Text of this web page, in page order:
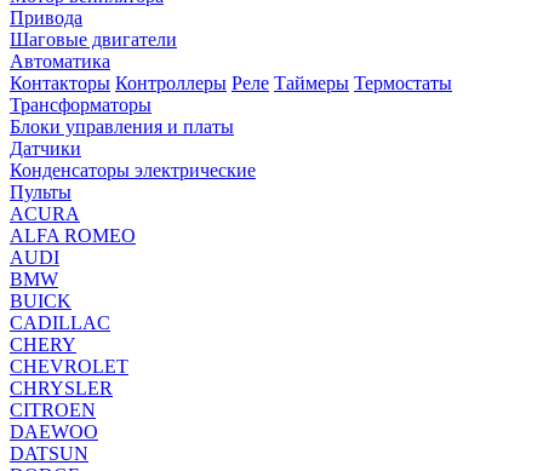
Привода
Шаговые двигатели
Автоматика
Контакторы Контроллеры Реле Таймеры Термостаты
Трансформаторы
Блоки управления и платы
Датчики
Конденсаторы электрические
Пульты
ACURA
ALFA ROMEO
AUDI
BMW
BUICK
CADILLAC
CHERY
CHEVROLET
CHRYSLER
CITROEN
DAEWOO
DATSUN